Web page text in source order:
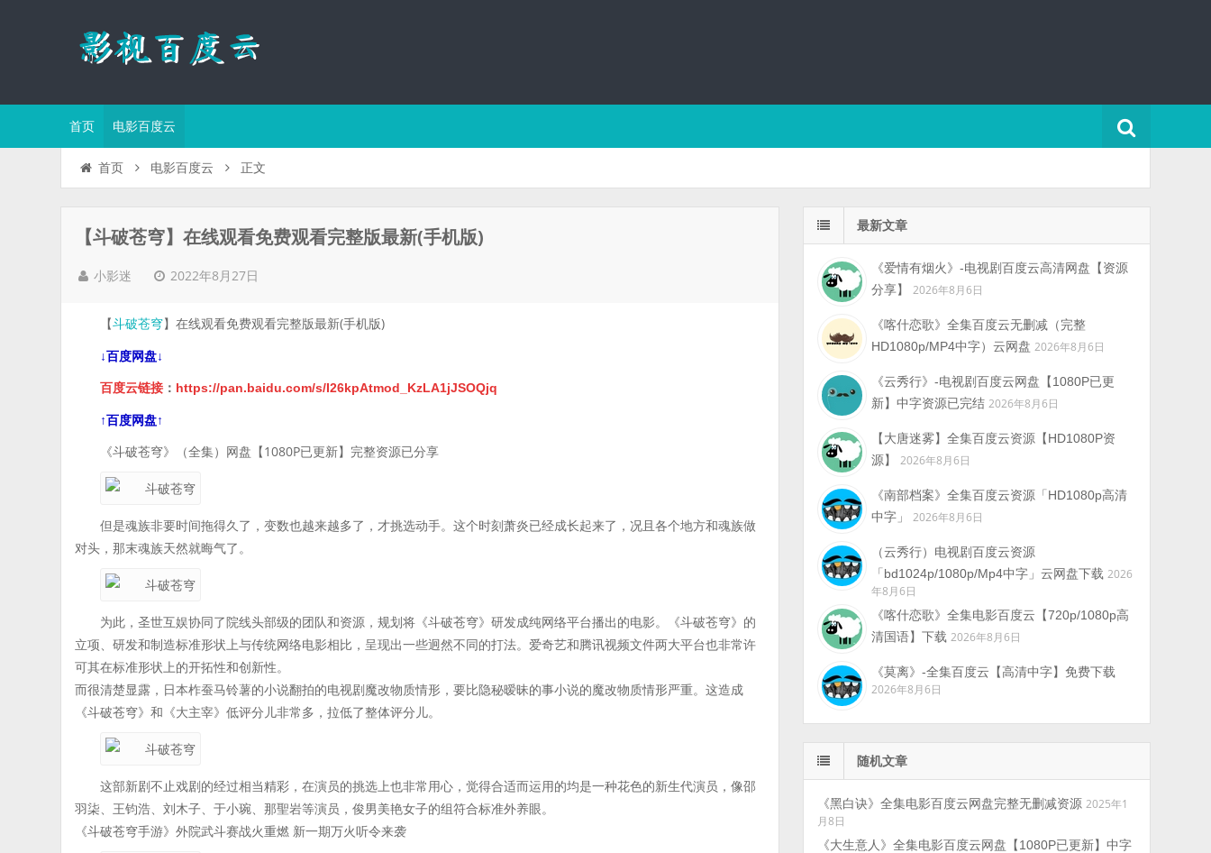
首页 电影百度云
首页 电影百度云 正文
【斗破苍穹】在线观看免费观看完整版最新(手机版)
小影迷 2022年8月27日
【斗破苍穹】在线观看免费观看完整版最新(手机版)
↓百度网盘↓
百度云链接 ： https://pan.baidu.com/s/I26kpAtmod_KzLA1jJSOQjq
↑百度网盘↑
《斗破苍穹》（全集）网盘【1080P已更新】完整资源已分享
但是魂族非要时间拖得久了，变数也越来越多了，才挑选动手。这个时刻萧炎已经成长起来了，况且各个地方和魂族做
对头，那末魂族天然就晦气了。
为此，圣世互娱协同了院线头部级的团队和资源，规划将《斗破苍穹》研发成纯网络平台播出的电影。《斗破苍穹》的
立项、研发和制造标准形状上与传统网络电影相比，呈现出一些迥然不同的打法。爱奇艺和腾讯视频文件两大平台也非常许
可其在标准形状上的开拓性和创新性。
而很清楚显露，日本柞蚕马铃薯的小说翻拍的电视剧魔改物质情形，要比隐秘暧昧的事小说的魔改物质情形严重。这造成
《斗破苍穹》和《大主宰》低评分儿非常多，拉低了整体评分儿。
这部新剧不止戏剧的经过相当精彩，在演员的挑选上也非常用心，觉得合适而运用的均是一种花色的新生代演员，像邵
羽柒、王钧浩、刘木子、于小琬、那聖岩等演员，俊男美艳女子的组符合标准外养眼。
《斗破苍穹手游》外院武斗赛战火重燃 新一期万火听令来袭
最新文章
《爱情有烟火》-电视剧百度云高清网盘【资源
分享】
2026年8月6日
《喀什恋歌》全集百度云无删减（完整
HD1080p/MP4中字）云网盘 2026年8月6日
《云秀行》-电视剧百度云网盘【1080P已更
新】中字资源已完结 2026年8月6日
【大唐迷雾】全集百度云资源【HD1080P资
源】
2026年8月6日
《南部档案》全集百度云资源「HD1080p高清
中字」
2026年8月6日
（云秀行）电视剧百度云资源
「bd1024p/1080p/Mp4中字」云网盘下载 2026
年8月6日
《喀什恋歌》全集电影百度云【720p/1080p高
清国语】下载 2026年8月6日
《莫离》-全集百度云【高清中字】免费下载
2026年8月6日
随机文章
《黑白诀》全集电影百度云网盘完整无删减资源 2025年1
月8日
《大生意人》全集电影百度云网盘【1080P已更新】中字